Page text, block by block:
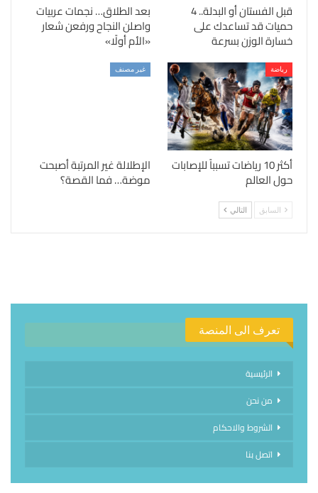
قبل الفستان أو البدلة.. 4
حميات قد تساعدك على
خسارة الوزن بسرعة
بعد الطلاق… نجمات عربيات
واصلن النجاح ورفعن شعار
«الأم أولًا»
رياضة
أكثر 10 رياضات تسبباً للإصابات
حول العالم
غير مصنف
الإطلالة غير المرتبة أصبحت
موضة… فما القصة؟
السابق التالي
تعرف الى المنصة
الرئيسية
من نحن
الشروط والاحكام
اتصل بنا